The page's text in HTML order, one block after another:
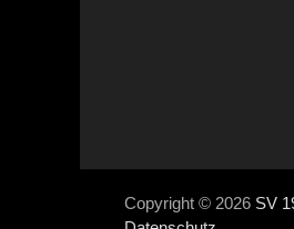
Copyright © 2026 SV